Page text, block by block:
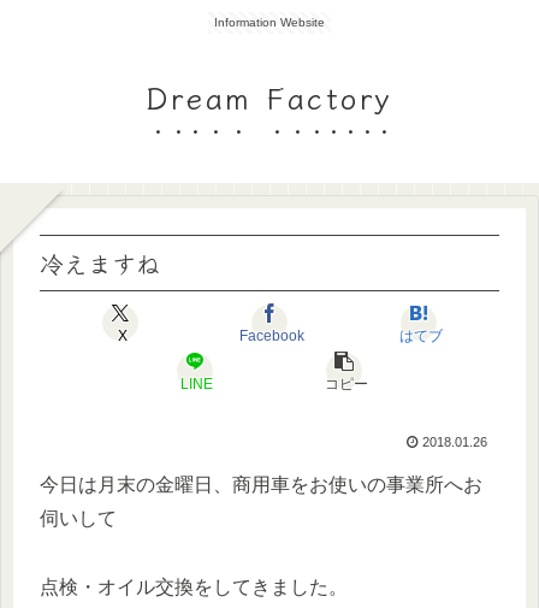
Information Website
Dream Factory
冷えますね
X Facebook はてブ
LINE コピー
2018.01.26
今日は月末の金曜日、商用車をお使いの事業所へお
伺いして
点検・オイル交換をしてきました。